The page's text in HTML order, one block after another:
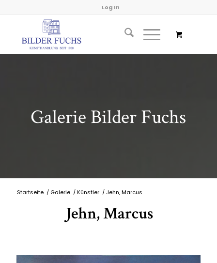
Log In
Galerie Bilder Fuchs
Startseite / Galerie / Künstler / Jehn, Marcus
Jehn, Marcus